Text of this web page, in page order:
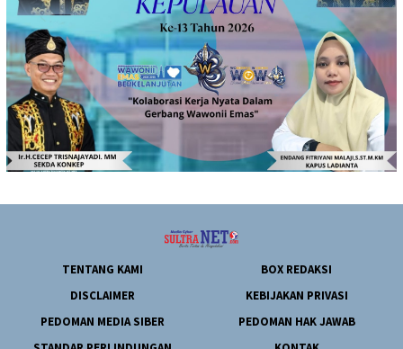
TENTANG KAMI
BOX REDAKSI
DISCLAIMER
KEBIJAKAN PRIVASI
PEDOMAN MEDIA SIBER
PEDOMAN HAK JAWAB